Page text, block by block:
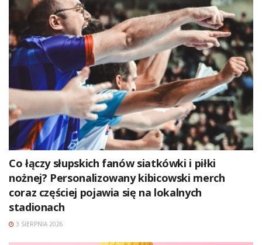
Co łączy słupskich fanów siatkówki i piłki
nożnej? Personalizowany kibicowski merch
coraz częściej pojawia się na lokalnych
stadionach
3 SIERPNIA 2026